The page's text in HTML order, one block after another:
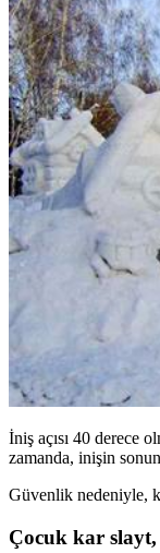
İniş açısı 40 derece
zamanda, inişin
Güvenlik nedeniyle,
Çocuk kar